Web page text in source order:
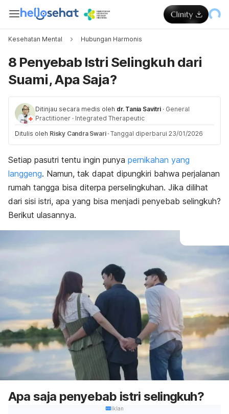
Kesehatan Mental Hubungan Harmonis
8 Penyebab Istri Selingkuh dari
Suami, Apa Saja?
Ditinjau secara medis oleh dr. Tania Savitri · General
Practitioner · Integrated Therapeutic
Ditulis oleh Risky Candra Swari · Tanggal diperbarui 23/01/2026
Setiap pasutri tentu ingin punya pernikahan yang
langgeng. Namun, tak dapat dipungkiri bahwa perjalanan
rumah tangga bisa diterpa perselingkuhan. Jika dilihat
dari sisi istri, apa yang bisa menjadi penyebab selingkuh?
Berikut ulasannya.
Apa saja penyebab istri selingkuh?
Iklan